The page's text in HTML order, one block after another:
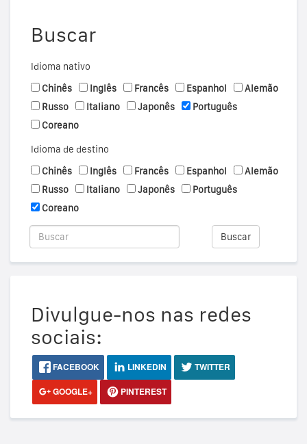
Buscar
Idioma nativo
Chinês
Inglês Francês Espanhol
Alemão
Russo
Italiano Japonês
Português
Coreano
Idioma de destino
Chinês
Inglês Francês Espanhol
Alemão
Russo
Italiano Japonês
Português
Coreano
Buscar
Divulgue-nos nas redes
sociais:
FACEBOOK LINKEDIN
TWITTER
GOOGLE+
PINTEREST